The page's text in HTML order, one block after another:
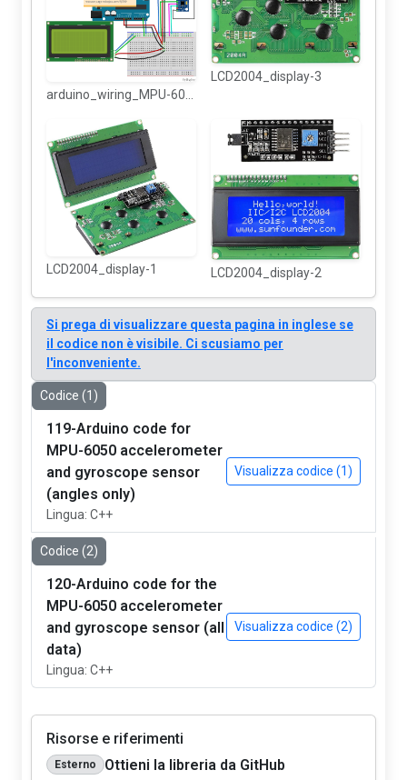
LCD2004_display-3
LCD2004_display-1 LCD2004_display-2
Si prega di visualizzare questa pagina in inglese se
il codice non è visibile. Ci scusiamo per
l'inconveniente.
Codice (1)
119-Arduino code for
MPU-6050 accelerometer
and gyroscope sensor
(angles only)
Lingua: C++
Visualizza codice (1)
Codice (2)
120-Arduino code for the
MPU-6050 accelerometer
and gyroscope sensor (all
data)
Lingua: C++
Visualizza codice (2)
Risorse e riferimenti
Esterno Ottieni la libreria da GitHub